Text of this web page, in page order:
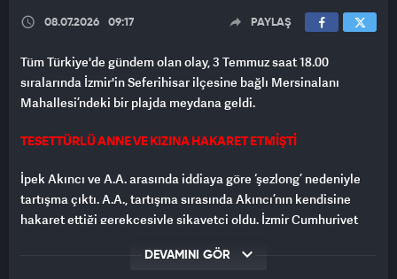
08.07.2026 09:17 PAYLAŞ
Tüm Türkiye'de gündem olan olay, 3 Temmuz saat 18.00
sıralarında İzmir'in Seferihisar ilçesine bağlı Mersinalanı
Mahallesi’ndeki bir plajda meydana geldi.
TESETTÜRLÜ ANNE VE KIZINA HAKARET ETMİŞTİ
İpek Akıncı ve A.A. arasında iddiaya göre ‘şezlong’ nedeniyle
tartışma çıktı. A.A., tartışma sırasında Akıncı’nın kendisine
hakaret ettiği gerekçesiyle şikayetçi oldu. İzmir Cumhuriyet
İpek Akıncı, nefret ve ayrımcılık suçundan gözaltına alındı.
DEVAMINI GÖR